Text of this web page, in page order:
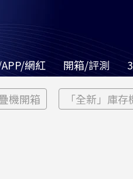
網紅 開箱/評測
機開箱 「全新」庫存